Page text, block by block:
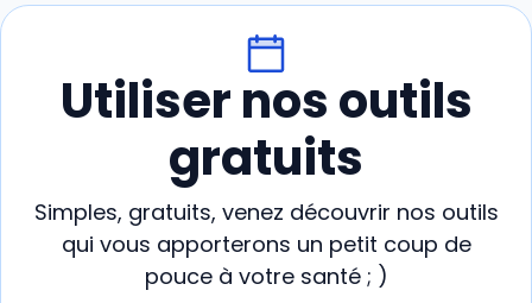
Utiliser nos outils
gratuits
Simples, gratuits, venez découvrir nos outils
qui vous apporterons un petit coup de
pouce à votre santé ; )